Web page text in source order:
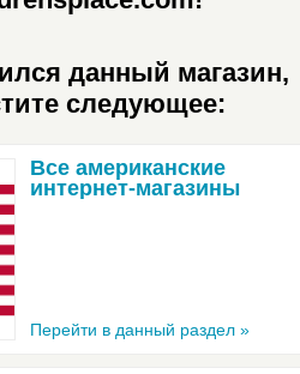
данный магазин,
следующее:
Все американские
интернет-магазины
Перейти в данный раздел »